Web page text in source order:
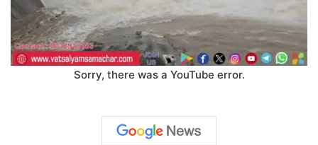
Sorry, there was a YouTube error.